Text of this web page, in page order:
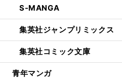
S-MANGA
集英社ジャンプリミックス
集英社コミック文庫
青年マンガ